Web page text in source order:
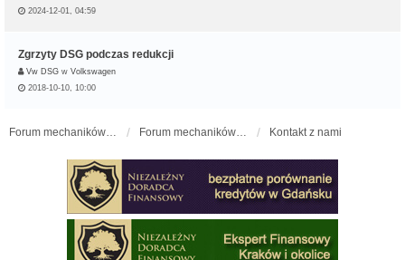
2024-12-01, 04:59
Zgrzyty DSG podczas redukcji
Vw DSG w Volkswagen
2018-10-10, 10:00
Forum mechaników samochodowych - forum-mechaniczne.pl Forum mechaników samochodowych Kontakt z nami